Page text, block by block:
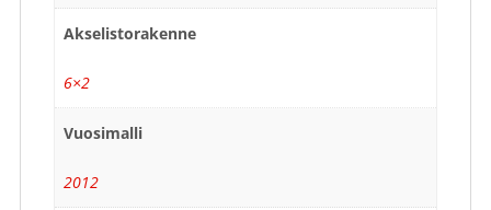
Akselistorakenne
6×2
Vuosimalli
2012